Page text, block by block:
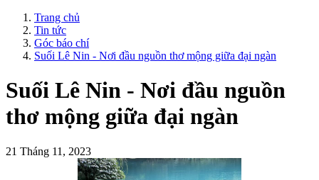
Trang chủ
Tin tức
Góc báo chí
Suối Lê Nin - Nơi đầu nguồn thơ mộng giữa đại ngàn
Suối Lê Nin - Nơi đầu nguồn
thơ mộng giữa đại ngàn
21 Tháng 11, 2023